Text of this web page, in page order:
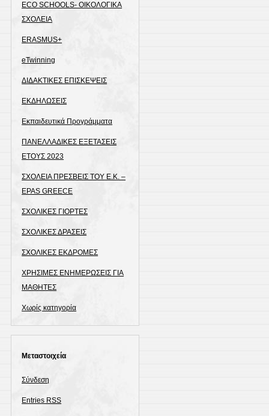
ECO SCHOOLS- ΟΙΚΟΛΟΓΙΚΑ
ΣΧΟΛΕΙΑ
ERASMUS+
eTwinning
ΔΙΔΑΚΤΙΚΕΣ ΕΠΙΣΚΕΨΕΙΣ
ΕΚΔΗΛΩΣΕΙΣ
Εκπαιδευτικά Προγράμματα
ΠΑΝΕΛΛΑΔΙΚΕΣ ΕΞΕΤΑΣΕΙΣ
ΕΤΟΥΣ 2023
ΣΧΟΛΕΙΑ ΠΡΕΣΒΕΙΣ ΤΟΥ Ε.Κ. –
EPAS GREECE
ΣΧΟΛΙΚΕΣ ΓΙΟΡΤΕΣ
ΣΧΟΛΙΚΕΣ ΔΡΑΣΕΙΣ
ΣΧΟΛΙΚΕΣ ΕΚΔΡΟΜΕΣ
ΧΡΗΣΙΜΕΣ ΕΝΗΜΕΡΩΣΕΙΣ ΓΙΑ
ΜΑΘΗΤΕΣ
Χωρίς κατηγορία
Μεταστοιχεία
Σύνδεση
Entries RSS